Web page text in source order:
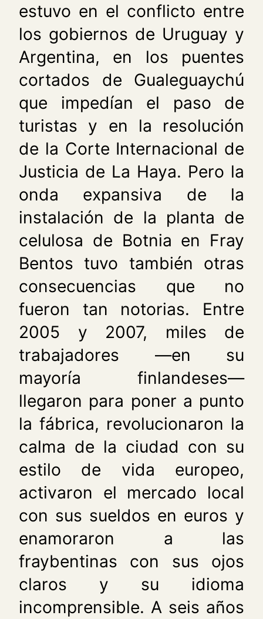
estuvo en el conflicto entre
los gobiernos de Uruguay y
Argentina, en los puentes
cortados de Gualeguaychú
que impedían el paso de
turistas y en la resolución
de la Corte Internacional de
Justicia de La Haya. Pero la
onda expansiva de la
instalación de la planta de
celulosa de Botnia en Fray
Bentos tuvo también otras
consecuencias que no
fueron tan notorias. Entre
2005 y 2007, miles de
trabajadores —en su
mayoría finlandeses—
llegaron para poner a punto
la fábrica, revolucionaron la
calma de la ciudad con su
estilo de vida europeo,
activaron el mercado local
con sus sueldos en euros y
enamoraron a las
fraybentinas con sus ojos
claros y su idioma
incomprensible. A seis años